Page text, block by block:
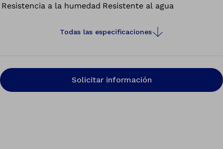
Resistencia a la humedad Resistente al agua
Todas las especificaciones
Solicitar información